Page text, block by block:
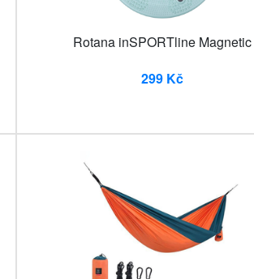
Rotana inSPORTline Magnetic
299 Kč